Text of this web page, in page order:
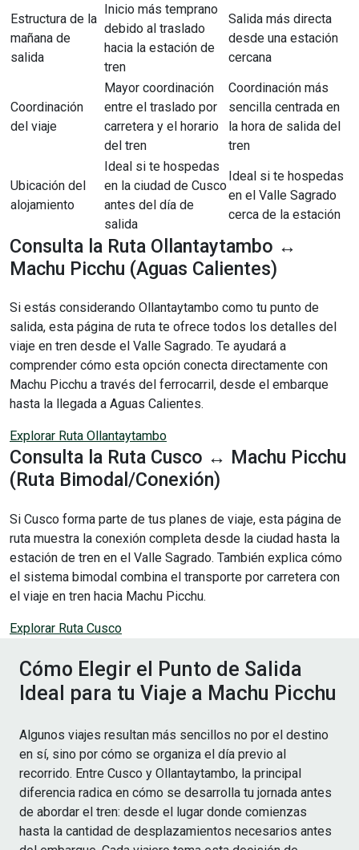
Estructura de la
mañana de
salida
Inicio más temprano
debido al traslado
hacia la estación de
tren
Salida más directa
desde una estación
cercana
Coordinación
del viaje
Mayor coordinación
entre el traslado por
carretera y el horario
del tren
Coordinación más
sencilla centrada en
la hora de salida del
tren
Ubicación del
alojamiento
Ideal si te hospedas
en la ciudad de Cusco
antes del día de
salida
Ideal si te hospedas
en el Valle Sagrado
cerca de la estación
Consulta la Ruta Ollantaytambo ↔
Machu Picchu (Aguas Calientes)
Si estás considerando Ollantaytambo como tu punto de
salida, esta página de ruta te ofrece todos los detalles del
viaje en tren desde el Valle Sagrado. Te ayudará a
comprender cómo esta opción conecta directamente con
Machu Picchu a través del ferrocarril, desde el embarque
hasta la llegada a Aguas Calientes.
Explorar Ruta Ollantaytambo
Consulta la Ruta Cusco ↔ Machu Picchu
(Ruta Bimodal/Conexión)
Si Cusco forma parte de tus planes de viaje, esta página de
ruta muestra la conexión completa desde la ciudad hasta la
estación de tren en el Valle Sagrado. También explica cómo
el sistema bimodal combina el transporte por carretera con
el viaje en tren hacia Machu Picchu.
Explorar Ruta Cusco
Cómo Elegir el Punto de Salida
Ideal para tu Viaje a Machu Picchu
Algunos viajes resultan más sencillos no por el destino
en sí, sino por cómo se organiza el día previo al
recorrido. Entre Cusco y Ollantaytambo, la principal
diferencia radica en cómo se desarrolla tu jornada antes
de abordar el tren: desde el lugar donde comienzas
hasta la cantidad de desplazamientos necesarios antes